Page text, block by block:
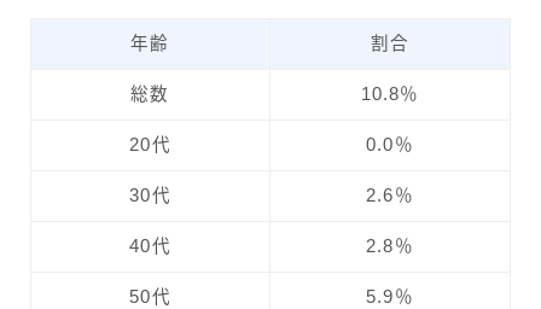
年齢 割合
総数 10.8％
20代 0.0％
30代 2.6％
40代 2.8％
50代 5.9％